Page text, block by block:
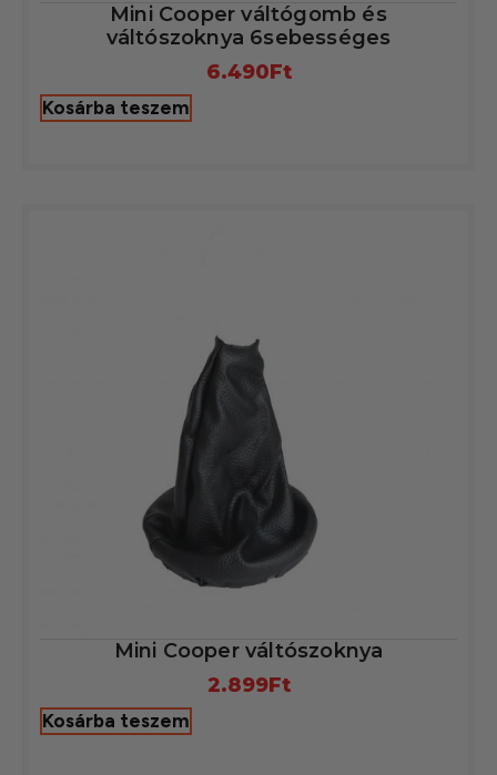
Mini Cooper váltógomb és
váltószoknya 6sebességes
6.490Ft
Kosárba teszem
Mini Cooper váltószoknya
2.899Ft
Kosárba teszem